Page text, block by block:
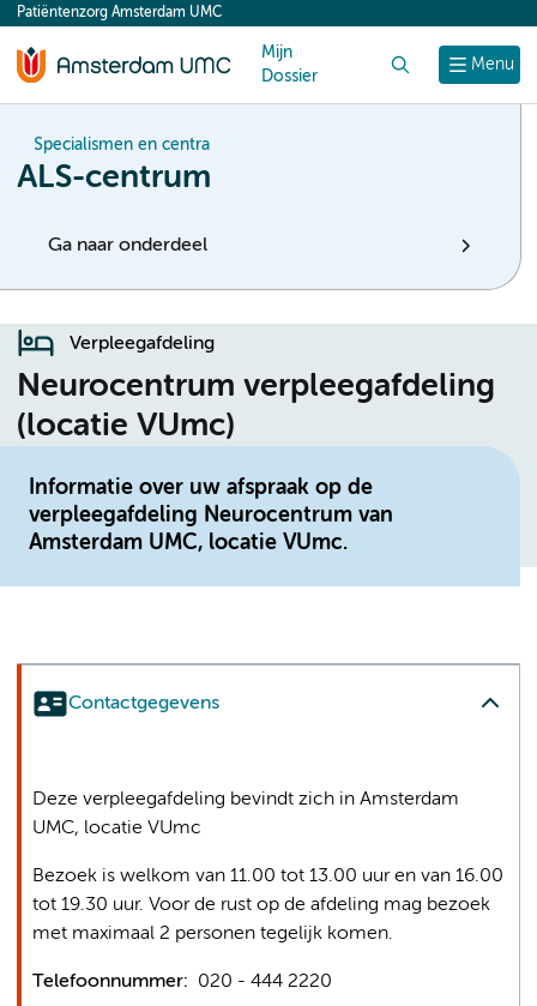
content
Menu
Patiëntenzorg Amsterdam UMC
Mijn
Dossier
Specialismen en centra
ALS-centrum
Ga naar onderdeel
Verpleegafdeling
Neurocentrum verpleegafdeling
(locatie VUmc)
Informatie over uw afspraak op de
verpleegafdeling Neurocentrum van
Amsterdam UMC, locatie VUmc.
Contactgegevens
Deze verpleegafdeling bevindt zich in Amsterdam
UMC, locatie VUmc
Bezoek is welkom van 11.00 tot 13.00 uur en van 16.00
tot 19.30 uur. Voor de rust op de afdeling mag bezoek
met maximaal 2 personen tegelijk komen.
Telefoonnummer: 020 - 444 2220